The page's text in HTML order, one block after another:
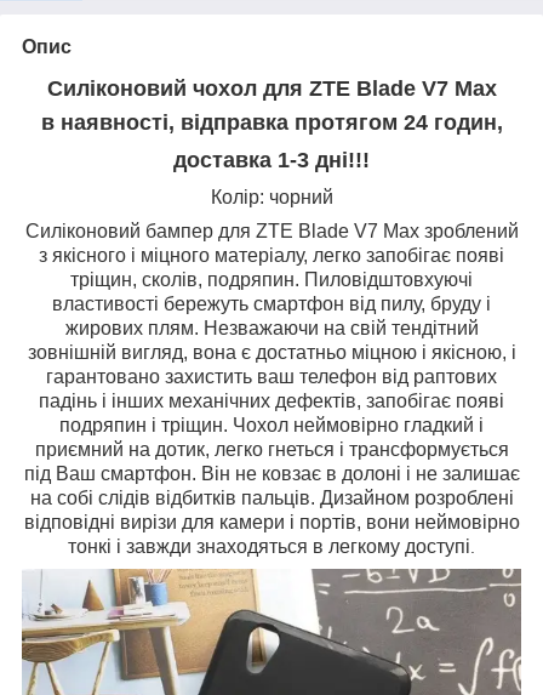
Опис
Силіконовий чохол для ZTE Blade V7 Max
в наявності, відправка протягом 24 годин,
доставка 1-3 дні!!!
Колір: чорний
Силіконовий бампер для ZTE Blade V7 Max зроблений
з якісного і міцного матеріалу, легко запобігає появі
тріщин, сколів, подряпин. Пиловідштовхуючі
властивості бережуть смартфон від пилу, бруду і
жирових плям. Незважаючи на свій тендітний
зовнішній вигляд, вона є достатньо міцною і якісною, і
гарантовано захистить ваш телефон від раптових
падінь і інших механічних дефектів, запобігає появі
подряпин і тріщин. Чохол неймовірно гладкий і
приємний на дотик, легко гнеться і трансформується
під Ваш смартфон. Він не ковзає в долоні і не залишає
на собі слідів відбитків пальців. Дизайном розроблені
відповідні вирізи для камери і портів, вони неймовірно
тонкі і завжди знаходяться в легкому доступі.